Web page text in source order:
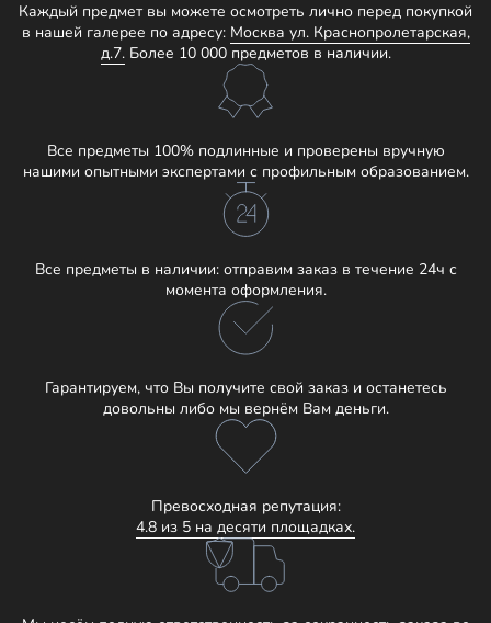
Каждый предмет вы можете осмотреть лично перед покупкой
в нашей галерее по адресу: Москва ул. Краснопролетарская,
д.7.Более 10 000 предметов в наличии.
Все предметы 100% подлинные и проверены вручную
нашими опытными экспертами с профильным образованием.
Все предметы в наличии: отправим заказ в течение 24ч с
момента оформления.
Гарантируем, что Вы получите свой заказ и останетесь
довольны либо мы вернём Вам деньги.
Превосходная репутация:
4.8 из 5 на десяти площадках.